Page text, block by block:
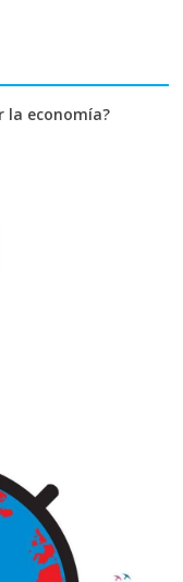
la economía?